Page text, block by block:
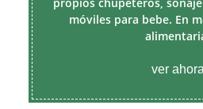
móviles para bebe. En
ver ahora